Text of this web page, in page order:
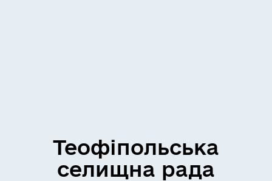
Теофіпольська
селищна рада